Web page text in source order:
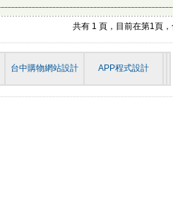
共有 1 頁，目前在第1頁
台中購物網站設計 APP程式設計